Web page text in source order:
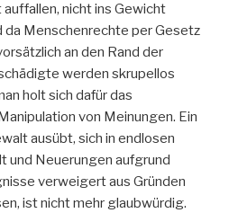
nicht ins Gewicht
da Menschenrechte per Gesetz
an den Rand der
werden skrupellos
holt sich dafür das
von Meinungen. Ein
ausübt, sich in endlosen
und Neuerungen aufgrund
verweigert aus Gründen
ist nicht mehr glaubwürdig.